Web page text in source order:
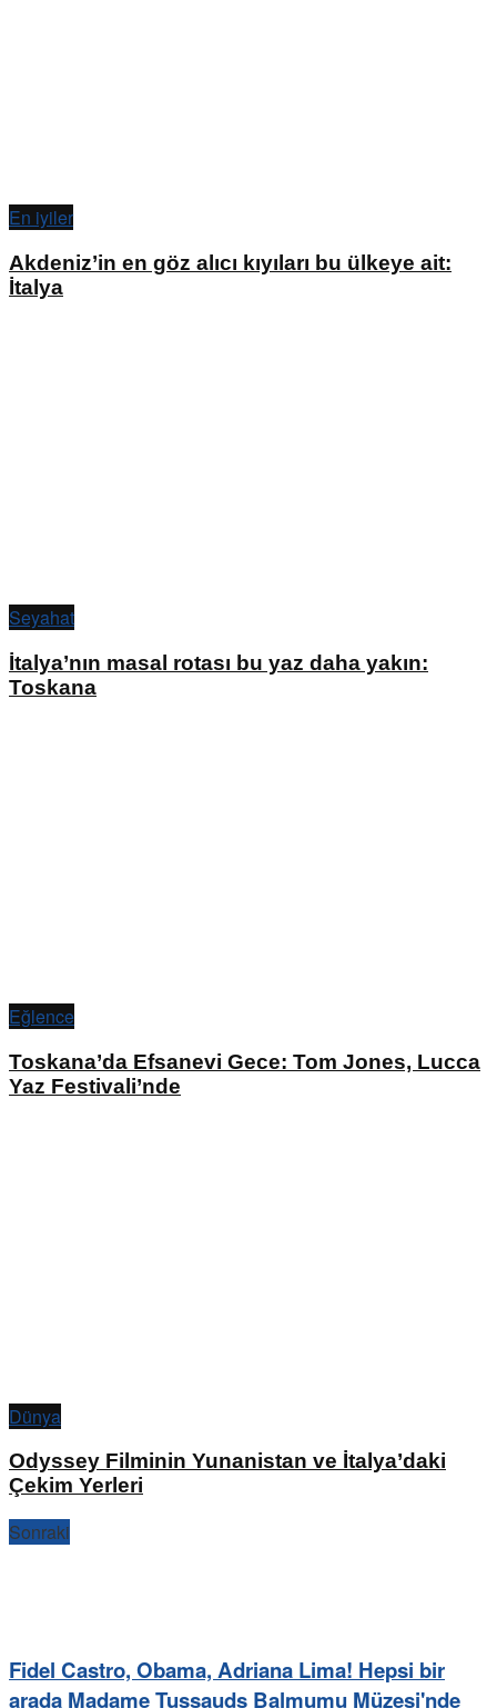
En iyiler
Akdeniz’in en göz alıcı kıyıları bu ülkeye ait:
İtalya
Seyahat
İtalya’nın masal rotası bu yaz daha yakın:
Toskana
Eğlence
Toskana’da Efsanevi Gece: Tom Jones, Lucca
Yaz Festivali’nde
Dünya
Odyssey Filminin Yunanistan ve İtalya’daki
Çekim Yerleri
Sonraki
Fidel Castro, Obama, Adriana Lima! Hepsi bir
arada Madame Tussauds Balmumu Müzesi'nde